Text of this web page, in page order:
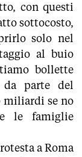
con questi
sottocosto,
solo nel
al buio
bollette
parte del
miliardi se no
le famiglie
a Roma